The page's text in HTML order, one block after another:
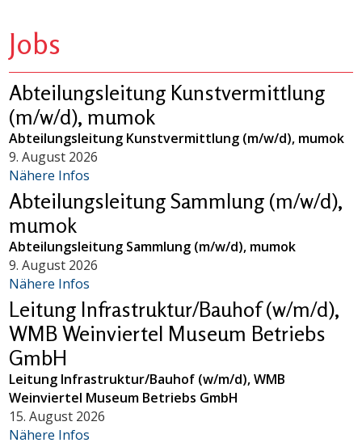
Jobs
Abteilungsleitung Kunstvermittlung
(m/w/d), mumok
Abteilungsleitung Kunstvermittlung (m/w/d), mumok
9. August 2026
Nähere Infos
Abteilungsleitung Sammlung (m/w/d),
mumok
Abteilungsleitung Sammlung (m/w/d), mumok
9. August 2026
Nähere Infos
Leitung Infrastruktur/Bauhof (w/m/d),
WMB Weinviertel Museum Betriebs
GmbH
Leitung Infrastruktur/Bauhof (w/m/d), WMB
Weinviertel Museum Betriebs GmbH
15. August 2026
Nähere Infos